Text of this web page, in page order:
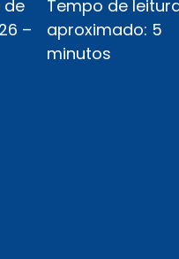
de
–
Tempo de
aproximado: 5
minutos